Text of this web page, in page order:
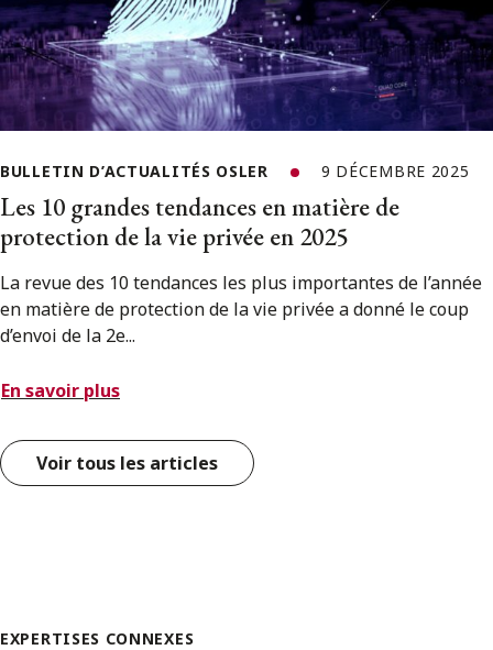
BULLETIN D’ACTUALITÉS OSLER 9 DÉCEMBRE 2025
Les 10 grandes tendances en matière de
protection de la vie privée en 2025
La revue des 10 tendances les plus importantes de l’année
en matière de protection de la vie privée a donné le coup
d’envoi de la 2e...
En savoir plus
Voir tous les articles
EXPERTISES CONNEXES